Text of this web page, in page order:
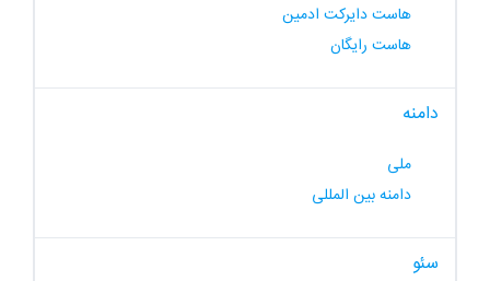
هاست دایرکت ادمین
هاست رایگان
دامنه
ملی
دامنه بین المللی
سئو